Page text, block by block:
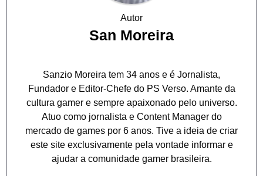
Autor
San Moreira
Sanzio Moreira tem 34 anos e é Jornalista,
Fundador e Editor-Chefe do PS Verso. Amante da
cultura gamer e sempre apaixonado pelo universo.
Atuo como jornalista e Content Manager do
mercado de games por 6 anos. Tive a ideia de criar
este site exclusivamente pela vontade informar e
ajudar a comunidade gamer brasileira.